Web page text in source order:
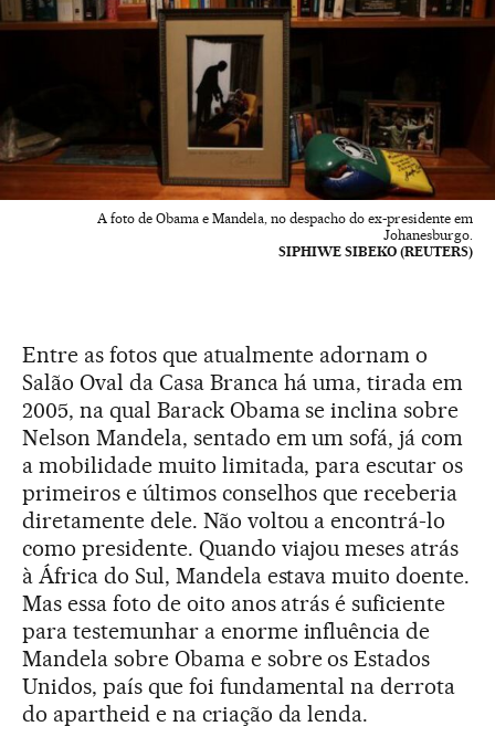
A foto de Obama e Mandela, no despacho do ex-presidente em
Johanesburgo.
SIPHIWE SIBEKO (REUTERS)
Entre as fotos que atualmente adornam o
Salão Oval da Casa Branca há uma, tirada em
2005, na qual Barack Obama se inclina sobre
Nelson Mandela, sentado em um sofá, já com
a mobilidade muito limitada, para escutar os
primeiros e últimos conselhos que receberia
diretamente dele. Não voltou a encontrá-lo
como presidente. Quando viajou meses atrás
à África do Sul, Mandela estava muito doente.
Mas essa foto de oito anos atrás é suficiente
para testemunhar a enorme influência de
Mandela sobre Obama e sobre os Estados
Unidos, país que foi fundamental na derrota
do apartheid e na criação da lenda.